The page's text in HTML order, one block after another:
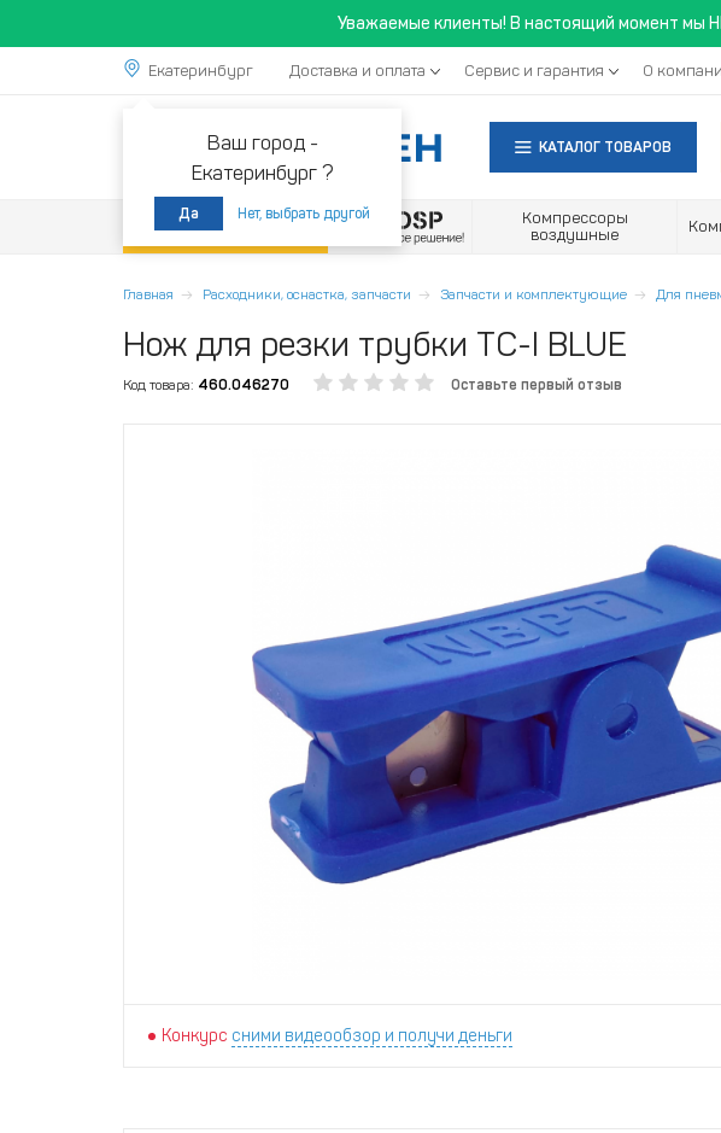
Уважаемые клиенты! В настоящий момент мы
Екатеринбург
Ваш город -
Екатеринбург ?
Да Нет, выбрать другой
Доставка и оплата Сервис и гарантия О
КАТАЛОГ ТОВАРОВ
Акции
Компрессоры
воздушные
Главная Расходники, оснастка, запчасти Запчасти и комплектующие Для
Нож для резки трубки TC-I BLUE
Код товара: 460.046270 Оставьте первый отзыв
Конкурс сними видеообзор и получи деньги